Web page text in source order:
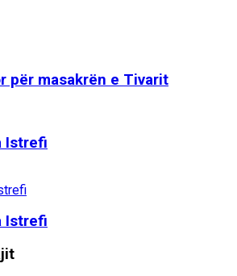
për masakrën e Tivarit
Istrefi
Istrefi